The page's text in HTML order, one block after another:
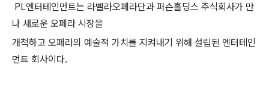
PL엔터테인먼트는 라벨라오페라단과 퍼슨홀딩스 주식회사가 만
나 새로운 오페라 시장을
개척하고 오페라의 예술적 가치를 지켜내기 위해 설립된 엔터테인
먼트 회사이다.